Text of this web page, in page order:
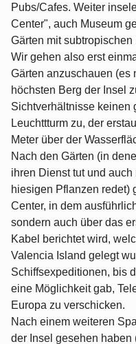
Pubs/Cafes. Weiter
Center", auch Museum
Gärten mit
Wir gehen also erst
Gärten anzuschauen (es
höchsten Berg der Insel
Sichtverhältnisse keinen
Leuchttturm zu, der
Meter über der
Nach den Gärten (in
ihren Dienst tut und
hiesigen Pflanzen redet)
Center, in dem
sondern auch über das
Kabel berichtet wird,
Valencia Island gelegt
Schiffsexpeditionen, bis
eine Möglichkeit gab,
Europa zu verschicken.
Nach einem weiteren
der Insel gesehen haben